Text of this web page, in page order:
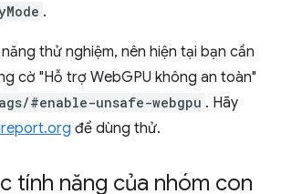
.
thử nghiệm, nên hiện tại bạn cần
cờ "Hỗ trợ WebGPU không an toàn"
#enable-unsafe-webgpu . Hãy
để dùng thử.
tính năng của nhóm con